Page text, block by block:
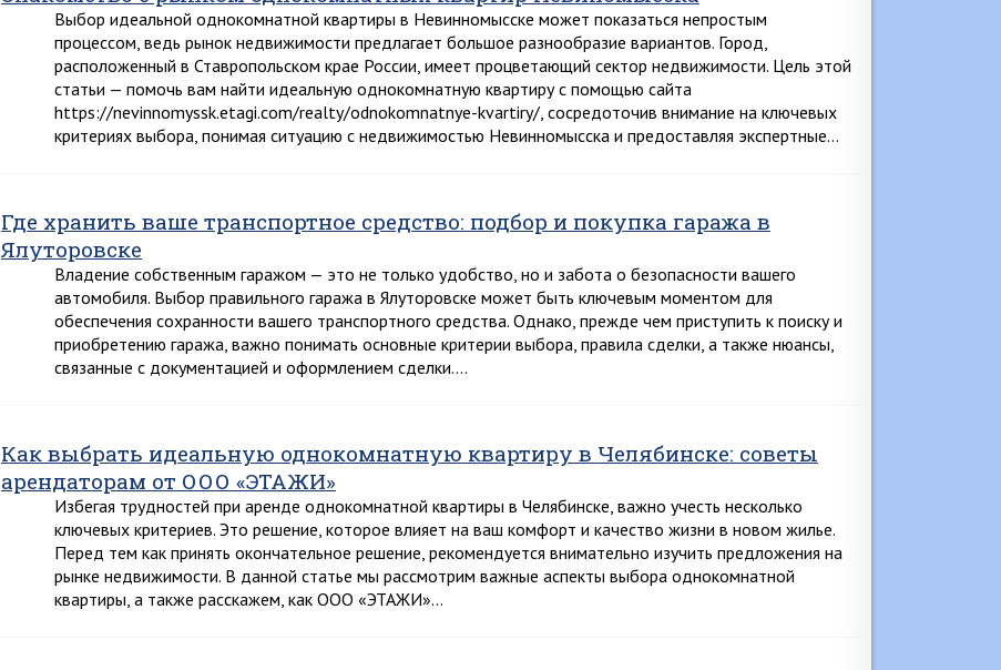
Выбор идеальной однокомнатной квартиры в Невинномысске может показаться непростым
процессом, ведь рынок недвижимости предлагает большое разнообразие вариантов. Город,
расположенный в Ставропольском крае России, имеет процветающий сектор недвижимости. Цель этой
статьи — помочь вам найти идеальную однокомнатную квартиру с помощью сайта
https://nevinnomyssk.etagi.com/realty/odnokomnatnye-kvartiry/, сосредоточив внимание на ключевых
критериях выбора, понимая ситуацию с недвижимостью Невинномысска и предоставляя экспертные…
Где хранить ваше транспортное средство: подбор и покупка гаража в
Ялуторовске
Владение собственным гаражом — это не только удобство, но и забота о безопасности вашего
автомобиля. Выбор правильного гаража в Ялуторовске может быть ключевым моментом для
обеспечения сохранности вашего транспортного средства. Однако, прежде чем приступить к поиску и
приобретению гаража, важно понимать основные критерии выбора, правила сделки, а также нюансы,
связанные с документацией и оформлением сделки….
Как выбрать идеальную однокомнатную квартиру в Челябинске: советы
арендаторам от ООО «ЭТАЖИ»
Избегая трудностей при аренде однокомнатной квартиры в Челябинске, важно учесть несколько
ключевых критериев. Это решение, которое влияет на ваш комфорт и качество жизни в новом жилье.
Перед тем как принять окончательное решение, рекомендуется внимательно изучить предложения на
рынке недвижимости. В данной статье мы рассмотрим важные аспекты выбора однокомнатной
квартиры, а также расскажем, как ООО «ЭТАЖИ»…